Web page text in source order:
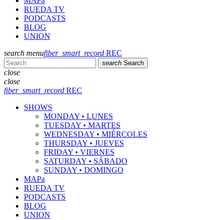
RUEDA TV
PODCASTS
BLOG
UNION
search menufiber_smart_record REC
search Search
close
close
fiber_smart_record REC
SHOWS
MONDAY • LUNES
TUESDAY • MARTES
WEDNESDAY • MIÉRCOLES
THURSDAY • JUEVES
FRIDAY • VIERNES
SATURDAY • SÁBADO
SUNDAY • DOMINGO
MAPa
RUEDA TV
PODCASTS
BLOG
UNION